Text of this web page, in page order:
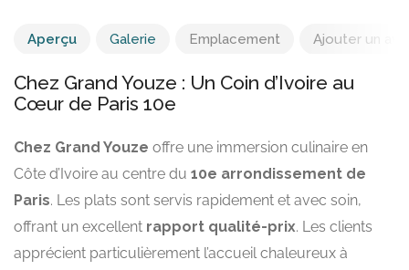
Aperçu Galerie Emplacement Ajouter un avis
Chez Grand Youze : Un Coin d’Ivoire au
Cœur de Paris 10e
Chez Grand Youze offre une immersion culinaire en
Côte d’Ivoire au centre du 10e arrondissement de
Paris. Les plats sont servis rapidement et avec soin,
offrant un excellent rapport qualité-prix. Les clients
apprécient particulièrement l’accueil chaleureux à